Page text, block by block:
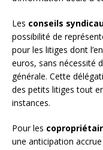
Les conseils
possibilité de
pour les litiges dont
euros, sans nécessité
générale. Cette
des petits litiges tout
instances.
Pour les
une anticipation